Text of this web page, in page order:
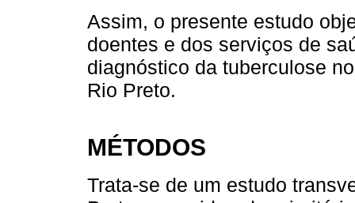
Assim, o presente estudo
doentes e dos serviços de
diagnóstico da tuberculose
Rio Preto.
MÉTODOS
Trata-se de um estudo